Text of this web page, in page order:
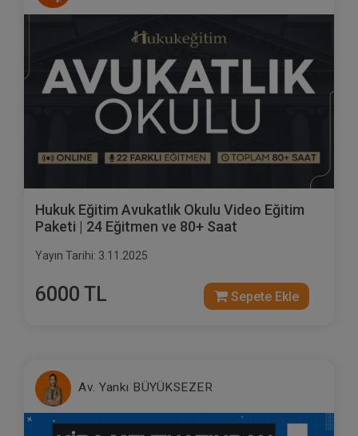
Hukuk Eğitim Avukatlık Okulu Video Eğitim
Paketi | 24 Eğitmen ve 80+ Saat
Yayın Tarihi: 3.11.2025
6000 TL Sepete Ekle
Av. Yankı BÜYÜKSEZER